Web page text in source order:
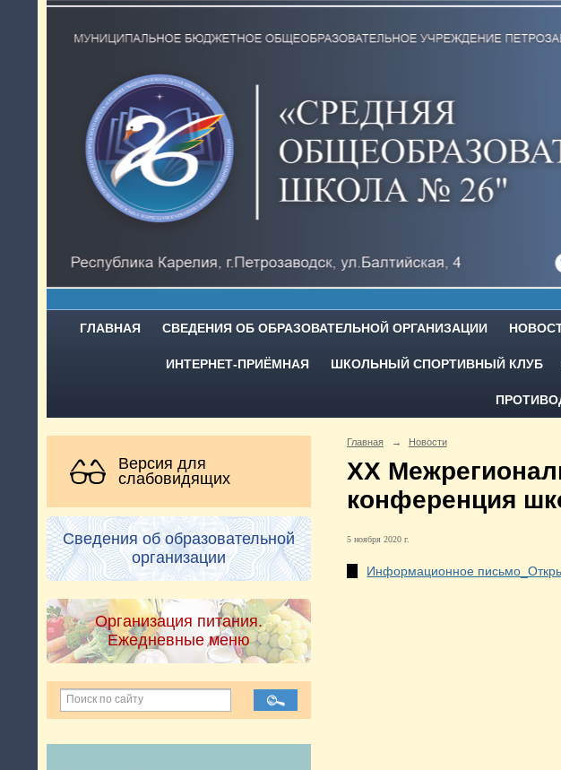
ГЛАВНАЯ СВЕДЕНИЯ ОБ ОБРАЗОВАТЕЛЬНОЙ ОРГАНИЗАЦИИ
ИНТЕРНЕТ-ПРИЁМНАЯ ШКОЛЬНЫЙ СПОРТИВНЫЙ КЛУБ
Версия для
слабовидящих
Сведения об образовательной
организации
Организация питания.
Ежедневные меню
Главная → Новости
XX
конференция
5 ноября 2020 г.
Информационное